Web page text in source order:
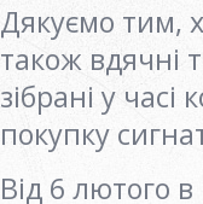
Дякуємо тим,
також вдячні
зібрані у
покупку
Від 6 лютого